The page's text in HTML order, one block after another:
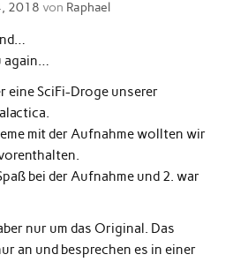
2018 von Raphael
eine SciFi-Droge unserer
mit der Aufnahme wollten wir
bei der Aufnahme und 2. war
nur um das Original. Das
an und besprechen es in einer